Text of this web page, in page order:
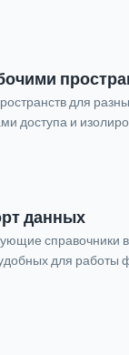
для
доступа и
данных
справочники
для работы